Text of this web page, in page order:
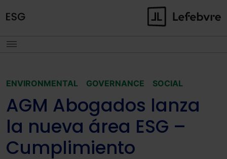
ENVIRONMENTAL GOVERNANCE SOCIAL
AGM Abogados lanza
la nueva área ESG –
Cumplimiento